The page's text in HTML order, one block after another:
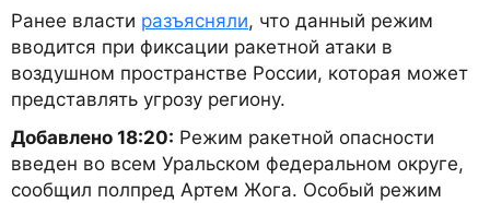
Ранее власти разъясняли, что данный режим
вводится при фиксации ракетной атаки в
воздушном пространстве России, которая может
представлять угрозу региону.
Добавлено 18:20: Режим ракетной опасности
введен во всем Уральском федеральном округе,
сообщил полпред Артем Жога. Особый режим